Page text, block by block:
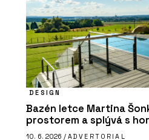
DESIGN
Bazén letce Martina
prostorem a splývá s
10. 6. 2026 / ADVERTORIAL